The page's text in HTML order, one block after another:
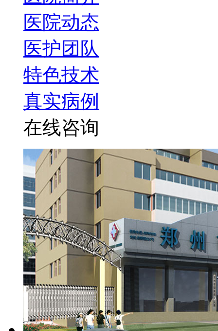
医院动态
医护团队
特色技术
真实病例
在线咨询